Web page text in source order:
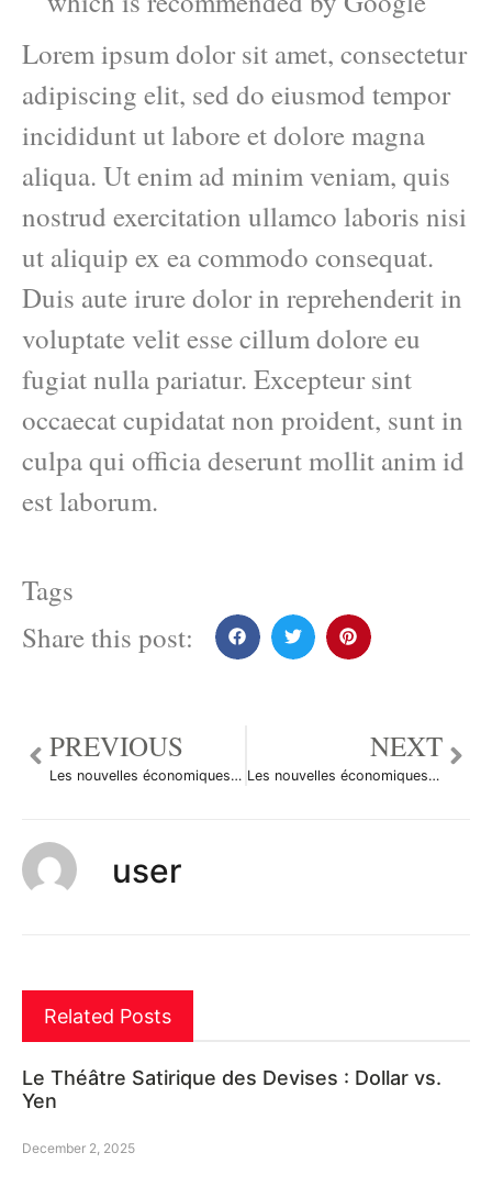
Lorem ipsum dolor sit amet, consectetur
adipiscing elit, sed do eiusmod tempor
incididunt ut labore et dolore magna
aliqua. Ut enim ad minim veniam, quis
nostrud exercitation ullamco laboris nisi
ut aliquip ex ea commodo consequat.
Duis aute irure dolor in reprehenderit in
voluptate velit esse cillum dolore eu
fugiat nulla pariatur. Excepteur sint
occaecat cupidatat non proident, sunt in
culpa qui officia deserunt mollit anim id
est laborum.
Tags
Share this post:
PREVIOUS
Les nouvelles économiques du 10 février 2010
NEXT
Les nouvelles économiques du 11 février 2011
user
Related Posts
Le Théâtre Satirique des Devises : Dollar vs.
Yen
December 2, 2025